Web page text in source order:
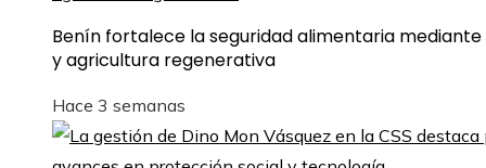
Benín fortalece la seguridad alimentaria mediante
y agricultura regenerativa
Hace 3 semanas